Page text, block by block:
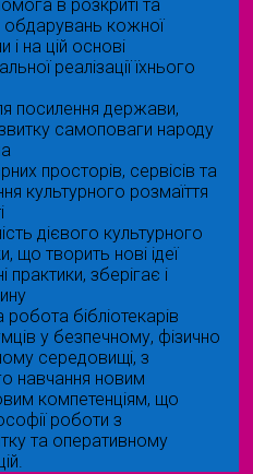
в розкриті та
обдарувань кожної
і на цій основі
реалізації їхнього
посилення держави,
самоповаги народу
просторів, сервісів та
культурного розмаїття
дієвого культурного
що творить нові ідеї
практики, зберігає і
бібліотекарів
у безпечному, фізично
середовищі, з
навчання новим
компетенціям, що
роботи з
та оперативному